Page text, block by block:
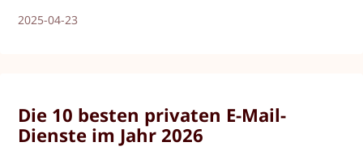
2025-04-23
Die 10 besten privaten E-Mail-
Dienste im Jahr 2026